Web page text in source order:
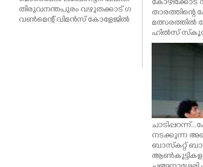
തിരുവനന്തപുരം വഴുതക്കാട് ഗ
വൺമെന്റ് വിമൻസ് കോളേജിൽ
കോഴിക്കോട്
താരത്തിന്റെ
മത്സരത്തിൽ
ഹിൽസ് സ്കൂൾ
നടക്കുന്ന
ബാസ്കറ്റ്